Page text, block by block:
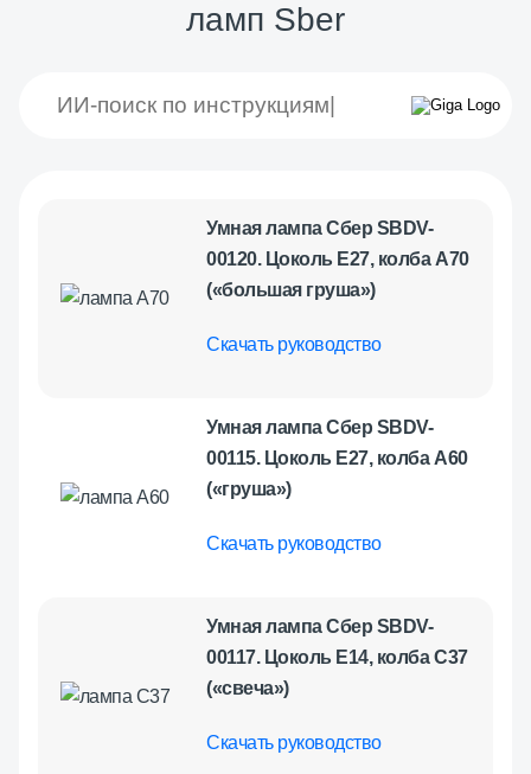
ламп Sber
Умная лампа Сбер SBDV-
00120. Цоколь E27, колба А70
(«большая груша»)
Скачать руководство
Умная лампа Сбер SBDV-
00115. Цоколь E27, колба А60
(«груша»)
Скачать руководство
Умная лампа Сбер SBDV-
00117. Цоколь E14, колба С37
(«свеча»)
Скачать руководство